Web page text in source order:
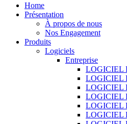
Home
Présentation
À propos de nous
Nos Engagement
Produits
Logiciels
Entreprise
LOGICIEL
LOGICIEL
LOGICIEL
LOGICIEL
LOGICIEL
LOGICIEL